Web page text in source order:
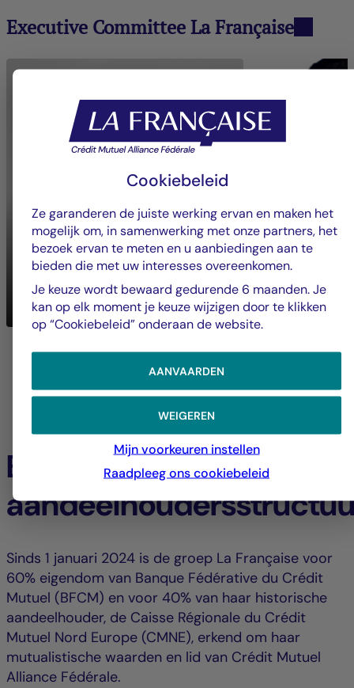
Executive Committee La Française
Algemeen Directeur
Crédit Mutuel Impact
Mickaël
Groupe La
Een solide
Sinds 1 januari 2024 is de groep La Française voor
60% eigendom van Banque Fédérative du Crédit
Mutuel (BFCM) en voor 40% van haar historische
aandeelhouder, de Caisse Régionale du Crédit
Mutuel Nord Europe (CMNE), erkend om haar
mutualistische waarden en lid van Crédit Mutuel
Alliance Fédérale.
Cookiebeleid
Ze garanderen de juiste werking ervan en maken het
mogelijk om, in samenwerking met onze partners, het
bezoek ervan te meten en u aanbiedingen aan te
bieden die met uw interesses overeenkomen.
Je keuze wordt bewaard gedurende 6 maanden. Je
kan op elk moment je keuze wijzigen door te klikken
op “Cookiebeleid” onderaan de website.
AANVAARDEN
WEIGEREN
Mijn voorkeuren instellen
Raadpleeg ons cookiebeleid